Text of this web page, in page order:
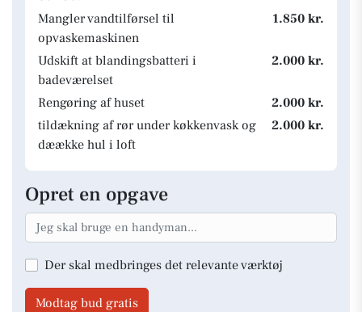
Mangler vandtilførsel til
opvaskemaskinen
1.850 kr.
Udskift at blandingsbatteri i
badeværelset
2.000 kr.
Rengøring af huset
2.000 kr.
tildækning af rør under køkkenvask og
dæække hul i loft
2.000 kr.
Opret en opgave
Der skal medbringes det relevante værktøj
Modtag bud gratis